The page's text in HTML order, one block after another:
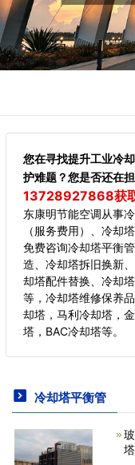
您在寻找提升工业冷
护难题？您是否还在
13728927868获取
东康明节能空调从事
（服务费用）、冷却
免费咨询冷却塔平衡
造、冷却塔拆旧换新
却塔配件替换、冷却
等，冷却塔维修保养
却塔，马利冷却塔，
塔，BAC冷却塔等。
冷却塔平衡管